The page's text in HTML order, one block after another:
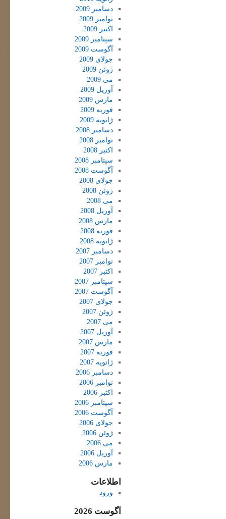
دسامبر 2009
نوامبر 2009
اکتبر 2009
سپتامبر 2009
آگوست 2009
جولای 2009
ژوئن 2009
می 2009
آوریل 2009
مارس 2009
فوریه 2009
ژانویه 2009
دسامبر 2008
نوامبر 2008
اکتبر 2008
سپتامبر 2008
آگوست 2008
جولای 2008
ژوئن 2008
می 2008
آوریل 2008
مارس 2008
فوریه 2008
ژانویه 2008
دسامبر 2007
نوامبر 2007
اکتبر 2007
سپتامبر 2007
آگوست 2007
جولای 2007
ژوئن 2007
می 2007
آوریل 2007
مارس 2007
فوریه 2007
ژانویه 2007
دسامبر 2006
نوامبر 2006
اکتبر 2006
سپتامبر 2006
آگوست 2006
جولای 2006
ژوئن 2006
می 2006
آوریل 2006
مارس 2006
اطلاعات
ورود
آگوست 2026